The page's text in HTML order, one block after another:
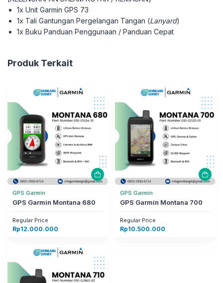
1x Unit Garmin GPS 73
1x Tali Gantungan Pergelangan Tangan (Lanyard)
1x Buku Panduan Penggunaan / Panduan Cepat
Produk Terkait
GPS Garmin
GPS Garmin Montana 680
Regular Price
Rp12.000.000
GPS Garmin
GPS Garmin Montana 700
Regular Price
Rp10.500.000